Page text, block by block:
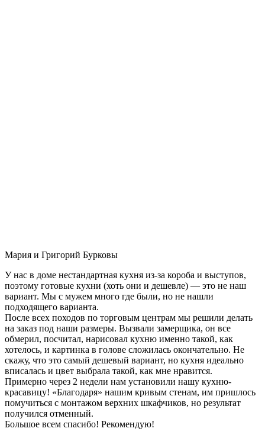
Мария и Григорий Бурковы
У нас в доме нестандартная кухня из-за короба и выступов,
поэтому готовые кухни (хоть они и дешевле) — это не наш
вариант. Мы с мужем много где были, но не нашли
подходящего варианта.
После всех походов по торговым центрам мы решили делать
на заказ под наши размеры. Вызвали замерщика, он все
обмерил, посчитал, нарисовал кухню именно такой, как
хотелось, и картинка в голове сложилась окончательно. Не
скажу, что это самый дешевый вариант, но кухня идеально
вписалась и цвет выбрала такой, как мне нравится.
Примерно через 2 недели нам установили нашу кухню-
красавицу! «Благодаря» нашим кривым стенам, им пришлось
помучиться с монтажом верхних шкафчиков, но результат
получился отменный.
Большое всем спасибо! Рекомендую!